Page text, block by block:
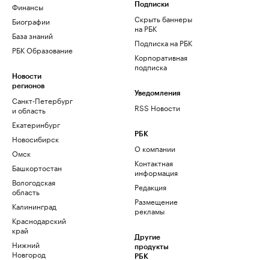
Финансы
Биографии
База знаний
РБК Образование
Новости
регионов
Санкт-Петербург
и область
Екатеринбург
Новосибирск
Омск
Башкортостан
Вологодская
область
Калининград
Краснодарский
край
Нижний
Новгород
Подписки
Скрыть баннеры
на РБК
Подписка на РБК
Корпоративная
подписка
Уведомления
RSS Новости
РБК
О компании
Контактная
информация
Редакция
Размещение
рекламы
Другие
продукты
РБК